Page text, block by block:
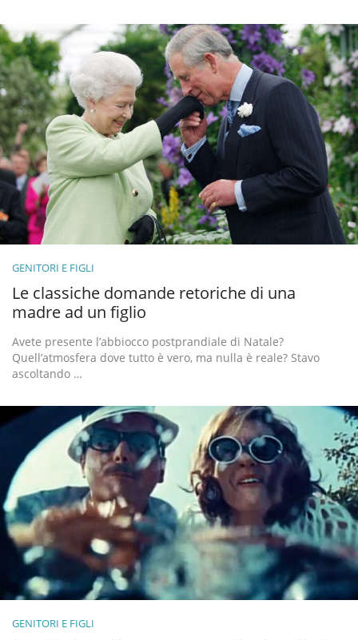
GENITORI E FIGLI
Le classiche domande retoriche di una
madre ad un figlio
Avete presente l’abbiocco postprandiale di Natale?
Quell’atmosfera dove tutto è vero, ma nulla è reale? Stavo
ascoltando …
GENITORI E FIGLI